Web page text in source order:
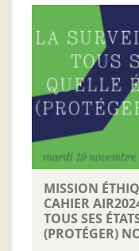
MISSION
CAHIER
TOUS SES
(PROTÉGER)